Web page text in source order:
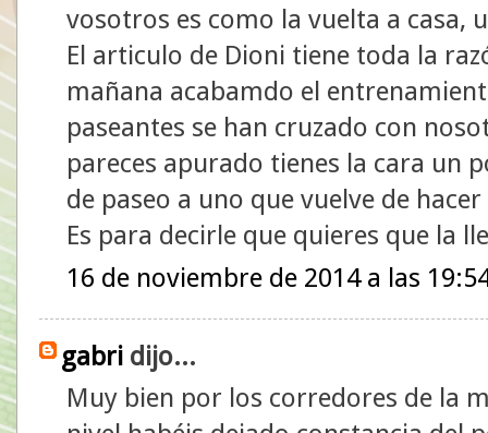
vosotros es como la vuelta a casa,
El articulo de Dioni tiene toda la
mañana acabamdo el
paseantes se han cruzado con
pareces apurado tienes la cara un
de paseo a uno que vuelve de
Es para decirle que quieres que la
16 de noviembre de 2014 a las
gabri dijo...
Muy bien por los corredores de la